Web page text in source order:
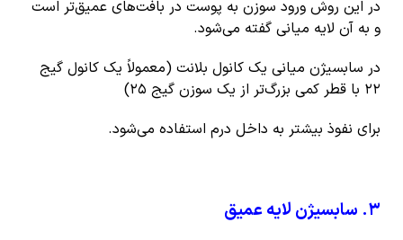
در این روش ورود سوزن به پوست در بافت‌های عمیق‌تر است
و به آن لایه میانی گفته می‌شود.
در سابسیژن میانی یک کانول بلانت (معمولاً یک کانول گیج
۲۲ با قطر کمی بزرگ‌تر از یک سوزن گیج ۲۵)
برای نفوذ بیشتر به داخل درم استفاده می‌شود.
۳. سابسیژن لایه عمیق